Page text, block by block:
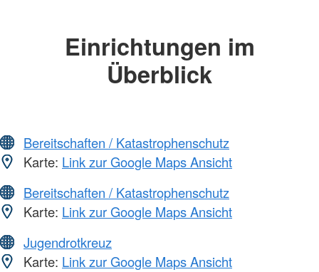
Einrichtungen im
Überblick
Bereitschaften / Katastrophenschutz
Karte: Link zur Google Maps Ansicht
Bereitschaften / Katastrophenschutz
Karte: Link zur Google Maps Ansicht
Jugendrotkreuz
Karte: Link zur Google Maps Ansicht